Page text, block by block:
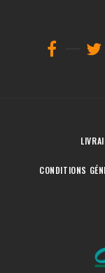
CONDITIONS